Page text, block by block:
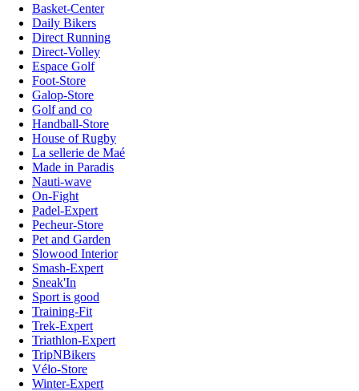
Basket-Center
Daily Bikers
Direct Running
Direct-Volley
Espace Golf
Foot-Store
Galop-Store
Golf and co
Handball-Store
House of Rugby
La sellerie de Maé
Made in Paradis
Nauti-wave
On-Fight
Padel-Expert
Pecheur-Store
Pet and Garden
Slowood Interior
Smash-Expert
Sneak'In
Sport is good
Training-Fit
Trek-Expert
Triathlon-Expert
TripNBikers
Vélo-Store
Winter-Expert